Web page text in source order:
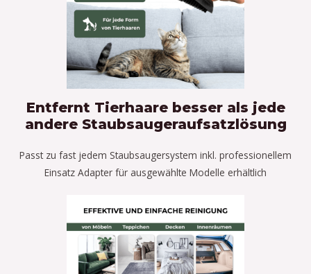
Entfernt Tierhaare besser als jede
andere Staubsaugeraufsatzlösung
Passt zu fast jedem Staubsaugersystem inkl. professionellem
Einsatz Adapter für ausgewählte Modelle erhältlich